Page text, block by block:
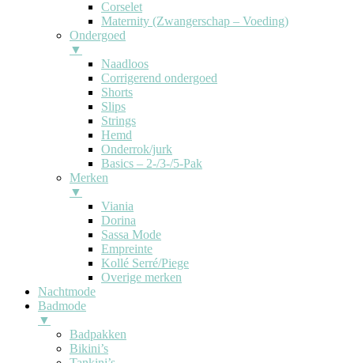
Corselet
Maternity (Zwangerschap – Voeding)
Ondergoed
▼
Naadloos
Corrigerend ondergoed
Shorts
Slips
Strings
Hemd
Onderrok/jurk
Basics – 2-/3-/5-Pak
Merken
▼
Viania
Dorina
Sassa Mode
Empreinte
Kollé Serré/Piege
Overige merken
Nachtmode
Badmode
▼
Badpakken
Bikini’s